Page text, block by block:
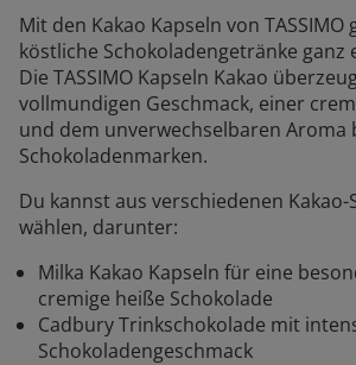
Mit den Kakao Kapseln von TASSIMO
köstliche Schokoladengetränke ganz
Die TASSIMO Kapseln Kakao
vollmundigen Geschmack, einer
und dem unverwechselbaren Aroma
Schokoladenmarken.
Du kannst aus verschiedenen
wählen, darunter:
Milka Kakao Kapseln für eine
cremige heiße Schokolade
Cadbury Trinkschokolade mit
Schokoladengeschmack